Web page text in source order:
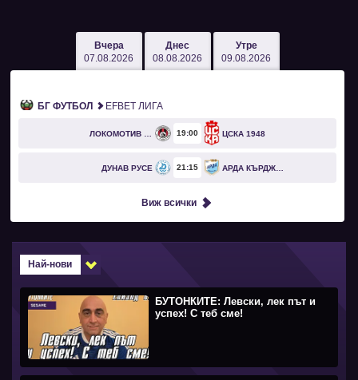
Вчера
07.08.2026
Днес
08.08.2026
Утре
09.08.2026
БГ ФУТБОЛ EFBET ЛИГА
19 00 ЦСКА 1948
ДУНАВ РУСЕ 21 15 АРДА КЪРДЖАЛИ
Виж всички
Най-нови
БУТОНКИТЕ: Левски, лек път и
успех! С теб сме!